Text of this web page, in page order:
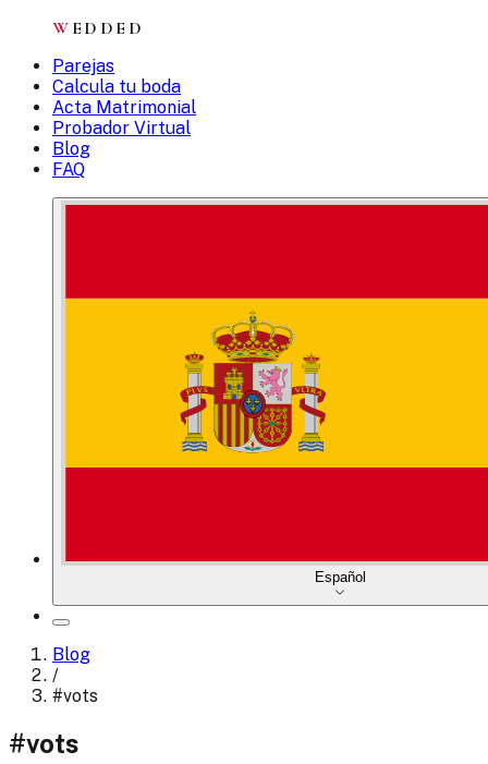
W EDDED
Parejas
Calcula tu boda
Acta Matrimonial
Probador Virtual
Blog
FAQ
Español
Blog
/
#vots
#vots